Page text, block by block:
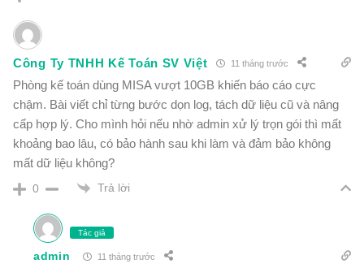
Công Ty TNHH Kế Toán SV Việt 11 tháng trước
Phòng kế toán dùng MISA vượt 10GB khiến báo cáo cực
chậm. Bài viết chỉ từng bước dọn log, tách dữ liệu cũ và nâng
cấp hợp lý. Cho mình hỏi nếu nhờ admin xử lý trọn gói thì mất
khoảng bao lâu, có bảo hành sau khi làm và đảm bảo không
mất dữ liệu không?
0 Trả lời
Tác giả
admin 11 tháng trước